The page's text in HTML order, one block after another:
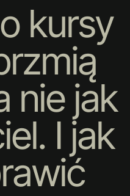
kursy
nie jak
I jak